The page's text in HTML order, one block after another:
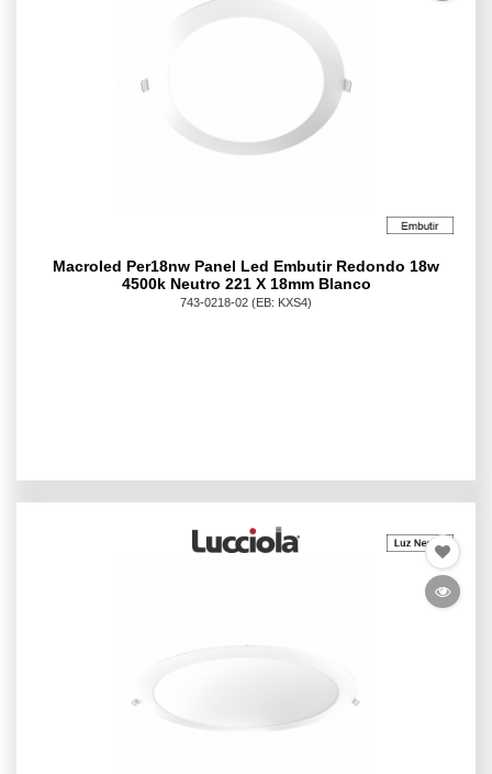
Macroled Per18nw Panel Led Embutir Redondo 18w
4500k Neutro 221 X 18mm Blanco
743-0218-02 (EB: KXS4)